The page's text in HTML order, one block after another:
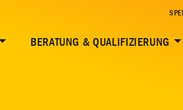
BERATUNG & QUALIFIZIERUNG